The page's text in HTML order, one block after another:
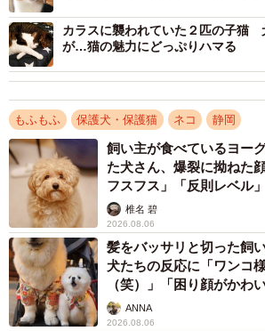
カラスに襲われて亡くなった子猫
カラスに襲われていた２匹の子猫
が…猫の魅力にどっぷりハマる
もふもふ 保護犬・保護猫 ネコ 静岡
飼い主が食べているヨー
た犬さん、爆裂に拗ねた
フスフス」「反則レベル」
椎名 碧
2026.08.06
髪をバッサリと切った飼
犬たちの反応に「ワンコ
（笑）」「困り顔がかわい
ANNA
2026.08.06